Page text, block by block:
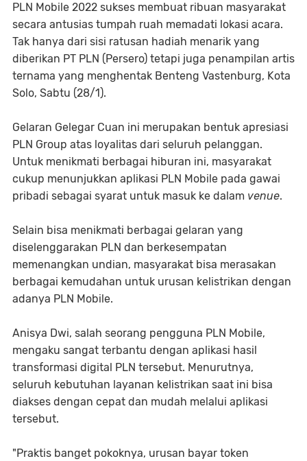
PLN Mobile 2022 sukses membuat ribuan masyarakat
secara antusias tumpah ruah memadati lokasi acara.
Tak hanya dari sisi ratusan hadiah menarik yang
diberikan PT PLN (Persero) tetapi juga penampilan artis
ternama yang menghentak Benteng Vastenburg, Kota
Solo, Sabtu (28/1).
Gelaran Gelegar Cuan ini merupakan bentuk apresiasi
PLN Group atas loyalitas dari seluruh pelanggan.
Untuk menikmati berbagai hiburan ini, masyarakat
cukup menunjukkan aplikasi PLN Mobile pada gawai
pribadi sebagai syarat untuk masuk ke dalam venue.
Selain bisa menikmati berbagai gelaran yang
diselenggarakan PLN dan berkesempatan
memenangkan undian, masyarakat bisa merasakan
berbagai kemudahan untuk urusan kelistrikan dengan
adanya PLN Mobile.
Anisya Dwi, salah seorang pengguna PLN Mobile,
mengaku sangat terbantu dengan aplikasi hasil
transformasi digital PLN tersebut. Menurutnya,
seluruh kebutuhan layanan kelistrikan saat ini bisa
diakses dengan cepat dan mudah melalui aplikasi
tersebut.
"Praktis banget pokoknya, urusan bayar token